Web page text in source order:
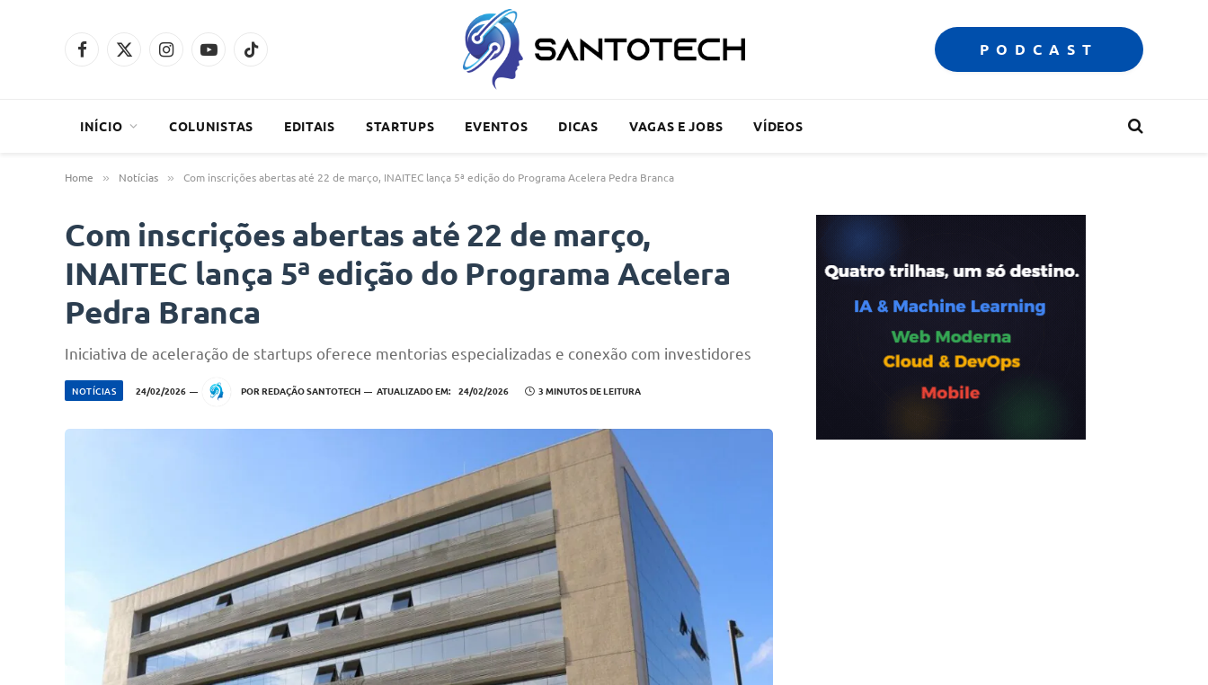
Facebook
X
InstagramYouTubeTikTok PODCAST
INÍCIO COLUNISTAS EDITAIS STARTUPS EVENTOS DICAS VAGAS E JOBS VÍDEOS
Home » Notícias » Com inscrições abertas até 22 de março, INAITEC lança 5ª edição do Programa Acelera Pedra Branca
Com inscrições abertas até 22 de março,
INAITEC lança 5ª edição do Programa Acelera
Pedra Branca
Iniciativa de aceleração de startups oferece mentorias especializadas e conexão com investidores
NOTÍCIAS 24/02/2026 POR REDAÇÃO SANTOTECH ATUALIZADO EM: 24/02/2026 3 MINUTOS DE LEITURA